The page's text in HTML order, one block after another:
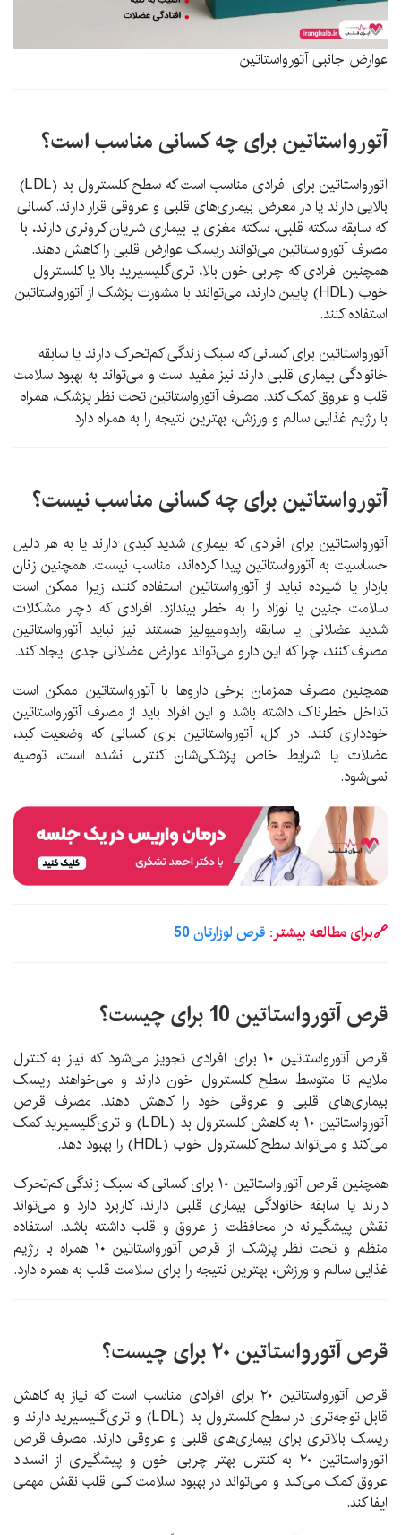
عوارض جانبی آتورواستاتین
آتورواستاتین برای چه کسانی مناسب است؟
آتورواستاتین برای افرادی مناسب است که سطح کلسترول بد (LDL)
بالایی دارند یا در معرض بیماری‌های قلبی و عروقی قرار دارند. کسانی
که سابقه سکته قلبی، سکته مغزی یا بیماری شریان کرونری دارند، با
مصرف آتورواستاتین می‌توانند ریسک عوارض قلبی را کاهش دهند.
همچنین افرادی که چربی خون بالا، تری‌گلیسیرید بالا یا کلسترول
خوب (HDL) پایین دارند، می‌توانند با مشورت پزشک از آتورواستاتین
استفاده کنند.
آتورواستاتین برای کسانی که سبک زندگی کم‌تحرک دارند یا سابقه
خانوادگی بیماری قلبی دارند نیز مفید است و می‌تواند به بهبود سلامت
قلب و عروق کمک کند. مصرف آتورواستاتین تحت نظر پزشک، همراه
با رژیم غذایی سالم و ورزش، بهترین نتیجه را به همراه دارد.
آتورواستاتین برای چه کسانی مناسب نیست؟
آتورواستاتین برای افرادی که بیماری شدید کبدی دارند یا به هر دلیل
حساسیت به آتورواستاتین پیدا کرده‌اند، مناسب نیست. همچنین زنان
باردار یا شیرده نباید از آتورواستاتین استفاده کنند، زیرا ممکن است
سلامت جنین یا نوزاد را به خطر بیندازد. افرادی که دچار مشکلات
شدید عضلانی یا سابقه رابدومیولیز هستند نیز نباید آتورواستاتین
مصرف کنند، چرا که این دارو می‌تواند عوارض عضلانی جدی ایجاد کند.
همچنین مصرف همزمان برخی داروها با آتورواستاتین ممکن است
تداخل خطرناک داشته باشد و این افراد باید از مصرف آتورواستاتین
خودداری کنند. در کل، آتورواستاتین برای کسانی که وضعیت کبد،
عضلات یا شرایط خاص پزشکی‌شان کنترل نشده است، توصیه
نمی‌شود.
🔗برای مطالعه بیشتر: قرص لوزارتان 50
قرص آتورواستاتین 10 برای چیست؟
قرص آتورواستاتین ۱۰ برای افرادی تجویز می‌شود که نیاز به کنترل
ملایم تا متوسط سطح کلسترول خون دارند و می‌خواهند ریسک
بیماری‌های قلبی و عروقی خود را کاهش دهند. مصرف قرص
آتورواستاتین ۱۰ به کاهش کلسترول بد (LDL) و تری‌گلیسیرید کمک
می‌کند و می‌تواند سطح کلسترول خوب (HDL) را بهبود دهد.
همچنین قرص آتورواستاتین ۱۰ برای کسانی که سبک زندگی کم‌تحرک
دارند یا سابقه خانوادگی بیماری قلبی دارند، کاربرد دارد و می‌تواند
نقش پیشگیرانه در محافظت از عروق و قلب داشته باشد. استفاده
منظم و تحت نظر پزشک از قرص آتورواستاتین ۱۰ همراه با رژیم
غذایی سالم و ورزش، بهترین نتیجه را برای سلامت قلب به همراه دارد.
قرص آتورواستاتین ۲۰ برای چیست؟
قرص آتورواستاتین ۲۰ برای افرادی مناسب است که نیاز به کاهش
قابل توجه‌تری در سطح کلسترول بد (LDL) و تری‌گلیسیرید دارند و
ریسک بالاتری برای بیماری‌های قلبی و عروقی دارند. مصرف قرص
آتورواستاتین ۲۰ به کنترل بهتر چربی خون و پیشگیری از انسداد
عروق کمک می‌کند و می‌تواند در بهبود سلامت کلی قلب نقش مهمی
ایفا کند.